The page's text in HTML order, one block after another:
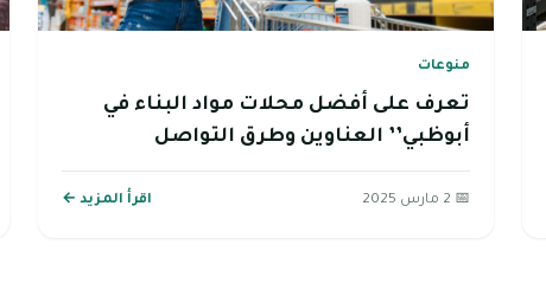
منوعات
تعرف على أفضل محلات مواد البناء في
أبوظبي’’ العناوين وطرق التواصل
📅 2 مارس 2025 اقرأ المزيد ←